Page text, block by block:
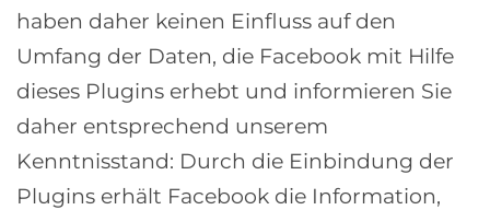
haben daher keinen Einfluss auf den
Umfang der Daten, die Facebook mit Hilfe
dieses Plugins erhebt und informieren Sie
daher entsprechend unserem
Kenntnisstand: Durch die Einbindung der
Plugins erhält Facebook die Information,